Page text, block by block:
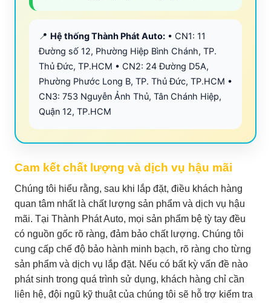
📍 Hệ thống Thành Phát Auto: • CN1: 11
Đường số 12, Phường Hiệp Bình Chánh, TP.
Thủ Đức, TP.HCM • CN2: 24 Đường D5A,
Phường Phước Long B, TP. Thủ Đức, TP.HCM •
CN3: 753 Nguyễn Ảnh Thủ, Tân Chánh Hiệp,
Quận 12, TP.HCM
Cam kết chất lượng và dịch vụ hậu mãi
Chúng tôi hiểu rằng, sau khi lắp đặt, điều khách hàng
quan tâm nhất là chất lượng sản phẩm và dịch vụ hậu
mãi. Tại Thành Phát Auto, mọi sản phẩm bệ tỳ tay đều
có nguồn gốc rõ ràng, đảm bảo chất lượng. Chúng tôi
cung cấp chế độ bảo hành minh bạch, rõ ràng cho từng
sản phẩm và dịch vụ lắp đặt. Nếu có bất kỳ vấn đề nào
phát sinh trong quá trình sử dụng, khách hàng chỉ cần
liên hệ, đội ngũ kỹ thuật của chúng tôi sẽ hỗ trợ kiểm tra